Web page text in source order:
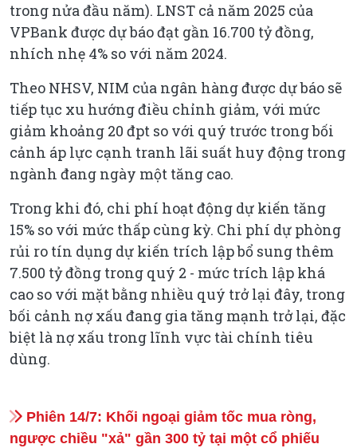
trong nửa đầu năm). LNST cả năm 2025 của
VPBank được dự báo đạt gần 16.700 tỷ đồng,
nhích nhẹ 4% so với năm 2024.
Theo NHSV, NIM của ngân hàng được dự báo sẽ
tiếp tục xu hướng điều chỉnh giảm, với mức
giảm khoảng 20 đpt so với quý trước trong bối
cảnh áp lực cạnh tranh lãi suất huy động trong
ngành đang ngày một tăng cao.
Trong khi đó, chi phí hoạt động dự kiến tăng
15% so với mức thấp cùng kỳ. Chi phí dự phòng
rủi ro tín dụng dự kiến trích lập bổ sung thêm
7.500 tỷ đồng trong quý 2 - mức trích lập khá
cao so với mặt bằng nhiều quý trở lại đây, trong
bối cảnh nợ xấu đang gia tăng mạnh trở lại, đặc
biệt là nợ xấu trong lĩnh vực tài chính tiêu
dùng.
Phiên 14/7: Khối ngoại giảm tốc mua ròng,
ngược chiều "xả" gần 300 tỷ tại một cổ phiếu